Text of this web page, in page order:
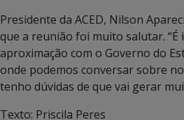
Presidente da ACED, Nilson
que a reunião foi muito salutar.
aproximação com o Governo do
onde podemos conversar sobre
tenho dúvidas de que vai gerar
Texto: Priscila Peres